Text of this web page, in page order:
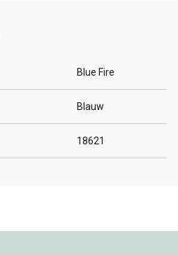
Blue Fire
Blauw
18621